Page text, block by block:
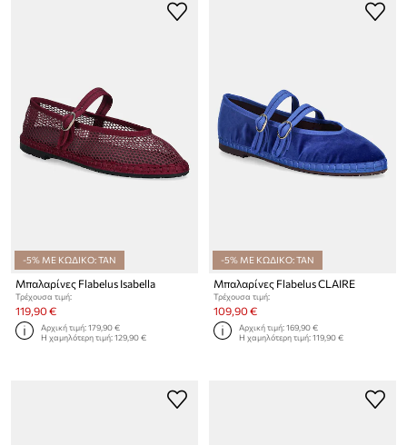
-5% ΜΕ ΚΩΔΙΚΟ: TAN
Μπαλαρίνες Flabelus Isabella
Τρέχουσα τιμή:
119,90 €
Αρχική τιμή:179,90 €
Η χαμηλότερη τιμή:129,90 €
-5% ΜΕ ΚΩΔΙΚΟ: TAN
Μπαλαρίνες Flabelus CLAIRE
Τρέχουσα τιμή:
109,90 €
Αρχική τιμή:169,90 €
Η χαμηλότερη τιμή:119,90 €